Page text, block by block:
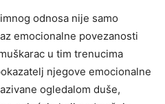
odnosa nije samo
emocionalne povezanosti
u tim trenucima
njegove emocionalne
ogledalom duše,